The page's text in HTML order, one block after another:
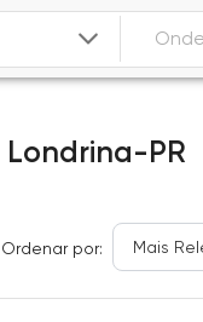
Londrina-PR
Ordenar por: Mais